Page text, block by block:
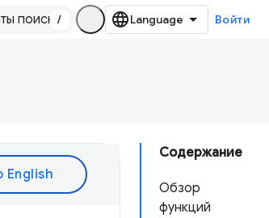
/ Войти
Содержание
Обзор
функций